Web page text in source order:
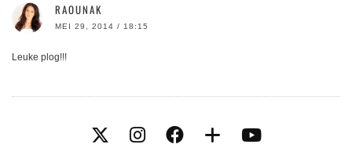
RAOUNAK
MEI 29, 2014 / 18:15
Leuke plog!!!